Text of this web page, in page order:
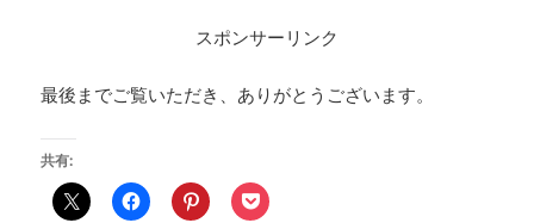
スポンサーリンク
最後までご覧いただき、ありがとうございます。
共有: